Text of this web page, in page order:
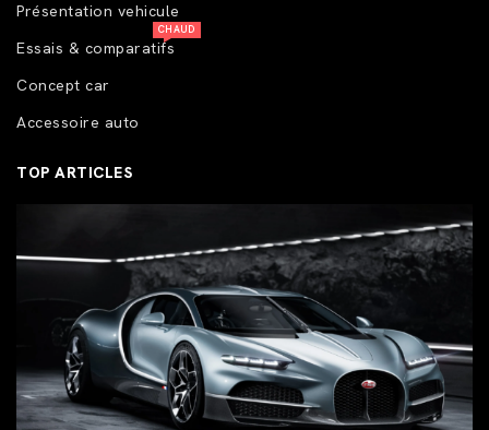
Présentation vehicule
Essais & comparatifs
CHAUD
Concept car
Accessoire auto
TOP ARTICLES